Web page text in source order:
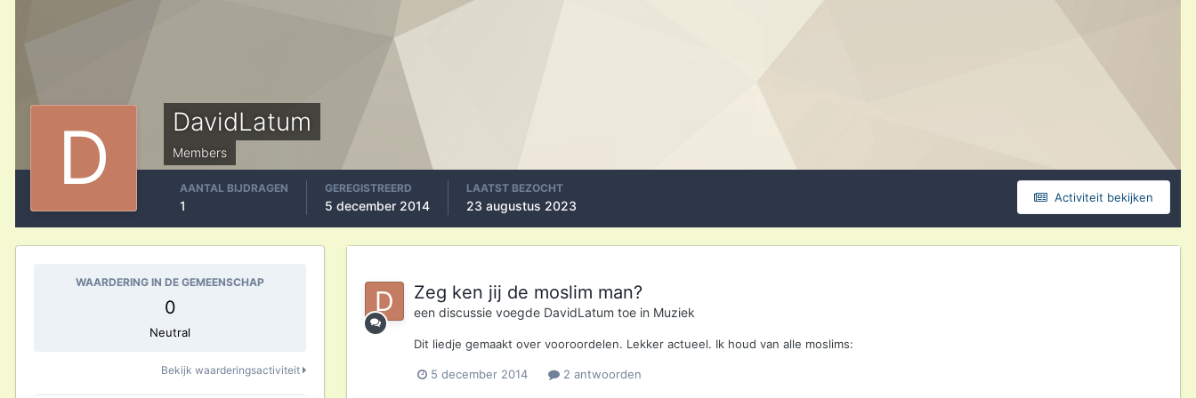
DavidLatum
Members
Activiteit bekijken
AANTAL BIJDRAGEN
1
GEREGISTREERD
5 december 2014
LAATST BEZOCHT
23 augustus 2023
WAARDERING IN DE GEMEENSCHAP
0
Neutral
Bekijk waarderingsactiviteit
Zeg ken jij de moslim man?
een discussie voegde DavidLatum toe in Muziek
Dit liedje gemaakt over vooroordelen. Lekker actueel. Ik houd van alle moslims:
5 december 2014 2 antwoorden